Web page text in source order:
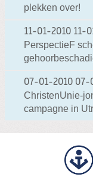
plekken over!
11-01-2010 11-
PerspectieF
07-01-2010 07-
ChristenUnie-
campagne in